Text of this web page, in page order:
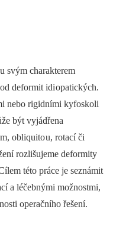
svým charakterem
deformit idi opatických.
nebo rigidními kyfoskoli
být vyjádřena
obliquito u, rotací či
rozlišujeme deformity
této práce je seznámit
a léčebnými možnostmi,
operačního řešení.